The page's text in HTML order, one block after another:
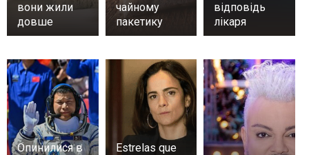
вони жили
довше
чайному
пакетику
відповідь
лікаря
Опинилися в
Estrelas que